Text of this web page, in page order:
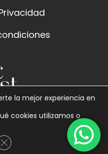
la mejor experiencia en
cookies utilizamos o
Cerrar el banner de cookies